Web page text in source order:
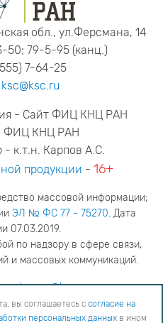
обл., ул.Ферсмана, 14
50; 79-5-95 (канц.)
7-64-25
ksc@ksc.ru
- Сайт ФИЦ КНЦ РАН
ФИЦ КНЦ РАН
- к.т.н. Карпов А.С.
продукции - 16+
массовой информации;
ЭЛ № ФС 77 - 75270. Дата
07.03.2019.
по надзору в сфере связи,
и массовых коммуникаций.
ya.stogova@ksc.ru
81555-79-516
вы соглашаетесь с согласие на
персональных данных в ином